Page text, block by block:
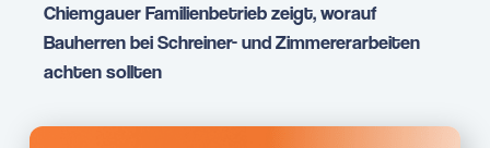
Chiemgauer Familienbetrieb zeigt, worauf
Bauherren bei Schreiner- und Zimmererarbeiten
achten sollten